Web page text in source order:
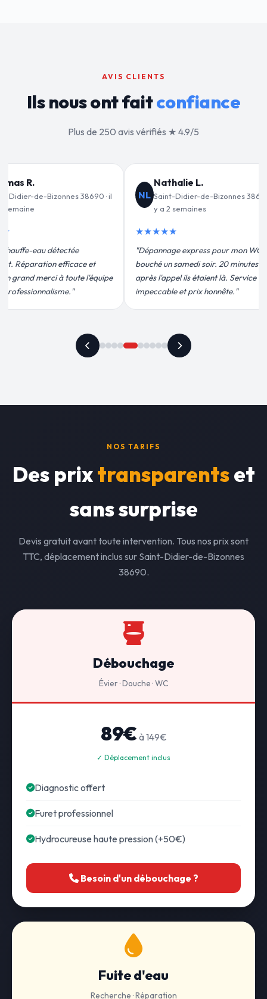
AVIS CLIENTS
Ils nous ont faitconfiance
Plus de 250 avis vérifiés ★ 4.9/5
L.
de-Bizonnes 38690 · il
pour mon WC
soir. 20 minutes
étaient là. Service
honnête."
Jean-François C.
Saint-Didier-de-Bizonnes 38690 · il
y a 3 semaines
★★★★★
"Remplacement de mon chauffe-eau en
moins de 2h. Équipe très pro, devis
conforme, chantier propre. Je
recommande vivement."
NOS TARIFS
Des prixtransparentset
sans surprise
Devis gratuit avant toute intervention. Tous nos prix sont
TTC, déplacement inclus sur Saint-Didier-de-Bizonnes
38690.
Débouchage
Évier · Douche · WC
89€ à 149€
✓ Déplacement inclus
Diagnostic offert
Furet professionnel
Hydrocureuse haute pression (+50€)
Besoin d'un débouchage ?
Fuite d'eau
Recherche · Réparation